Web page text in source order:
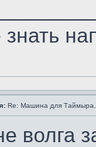
знать
Re: Машина для Таймыра.
волга